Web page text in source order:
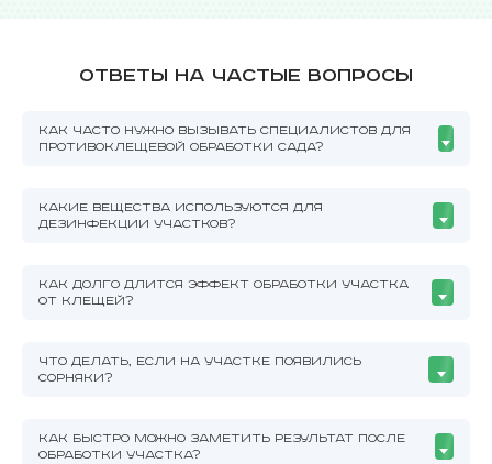
Ответы на частые вопросы
КАК ЧАСТО НУЖНО ВЫЗЫВАТЬ СПЕЦИАЛИСТОВ ДЛЯ
ПРОТИВОКЛЕЩЕВОЙ ОБРАБОТКИ САДА?
КАКИЕ ВЕЩЕСТВА ИСПОЛЬЗУЮТСЯ ДЛЯ
ДЕЗИНФЕКЦИИ УЧАСТКОВ?
КАК ДОЛГО ДЛИТСЯ ЭФФЕКТ ОБРАБОТКИ УЧАСТКА
ОТ КЛЕЩЕЙ?
ЧТО ДЕЛАТЬ, ЕСЛИ НА УЧАСТКЕ ПОЯВИЛИСЬ
СОРНЯКИ?
КАК БЫСТРО МОЖНО ЗАМЕТИТЬ РЕЗУЛЬТАТ ПОСЛЕ
ОБРАБОТКИ УЧАСТКА?